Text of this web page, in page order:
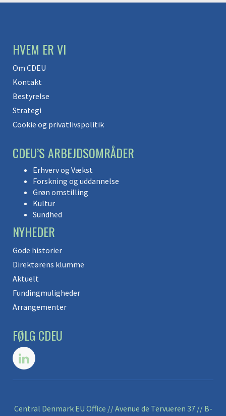
HVEM ER VI
Om CDEU
Kontakt
Bestyrelse
Strategi
Cookie og privatlivspolitik
CDEU’S ARBEJDSOMRÅDER
Erhverv og Vækst
Forskning og uddannelse
Grøn omstilling
Kultur
Sundhed
NYHEDER
Gode historier
Direktørens klumme
Aktuelt
Fundingmuligheder
Arrangementer
FØLG CDEU
Central Denmark EU Office // Avenue de Tervueren 37 // B-